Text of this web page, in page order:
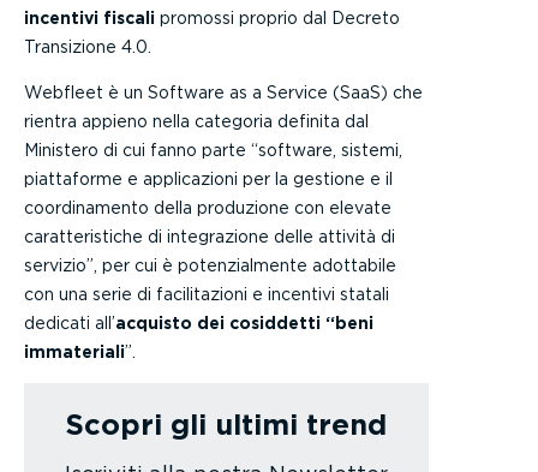
incentivi fiscali promossi proprio dal Decreto
Transizione 4.0.
Webfleet è un Software as a Service (SaaS) che
rientra appieno nella categoria definita dal
Ministero di cui fanno parte “software, sistemi,
piattaforme e applicazioni per la gestione e il
coordinamento della produzione con elevate
caratteristiche di integrazione delle attività di
servizio”, per cui è potenzialmente adottabile
con una serie di facilitazioni e incentivi statali
dedicati all’acquisto dei cosiddetti “beni
immateriali”.
Scopri gli ultimi trend